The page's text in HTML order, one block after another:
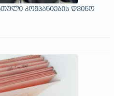
კომპანიების ღვინო